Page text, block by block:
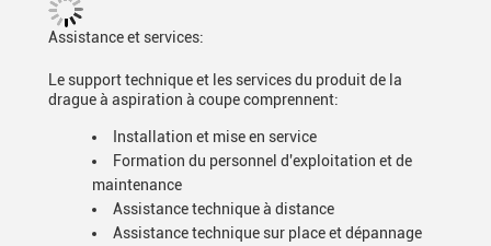
Assistance et services:
Le support technique et les services du produit de la
drague à aspiration à coupe comprennent:
Installation et mise en service
Formation du personnel d'exploitation et de
maintenance
Assistance technique à distance
Assistance technique sur place et dépannage